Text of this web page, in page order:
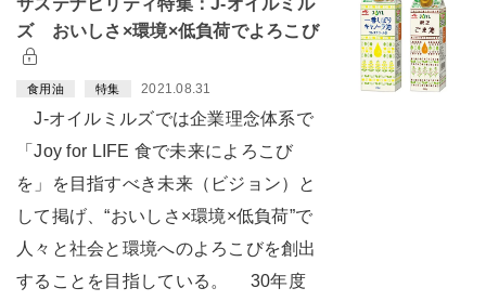
ズ おいしさ×環境×低負荷でよろこび
食用油 特集 2021.08.31
J-オイルミルズでは企業理念体系で
「Joy for LIFE 食で未来によろこび
を」を目指すべき未来（ビジョン）と
して掲げ、“おいしさ×環境×低負荷”で
人々と社会と環境へのよろこびを創出
することを目指している。 30年度